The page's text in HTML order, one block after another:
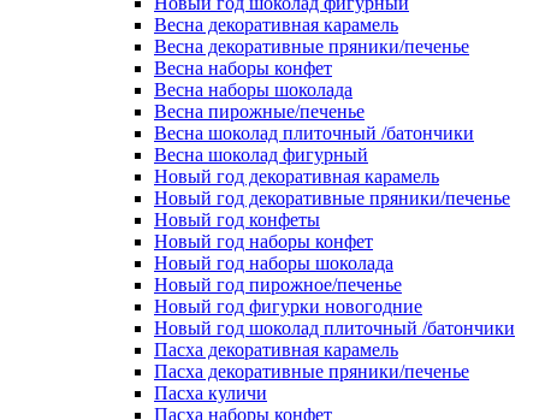
Весна декоративная карамель
Весна декоративные пряники/печенье
Весна наборы конфет
Весна наборы шоколада
Весна пирожные/печенье
Весна шоколад плиточный /батончики
Весна шоколад фигурный
Новый год декоративная карамель
Новый год декоративные пряники/печенье
Новый год конфеты
Новый год наборы конфет
Новый год наборы шоколада
Новый год пирожное/печенье
Новый год фигурки новогодние
Новый год шоколад плиточный /батончики
Пасха декоративная карамель
Пасха декоративные пряники/печенье
Пасха куличи
Пасха наборы конфет